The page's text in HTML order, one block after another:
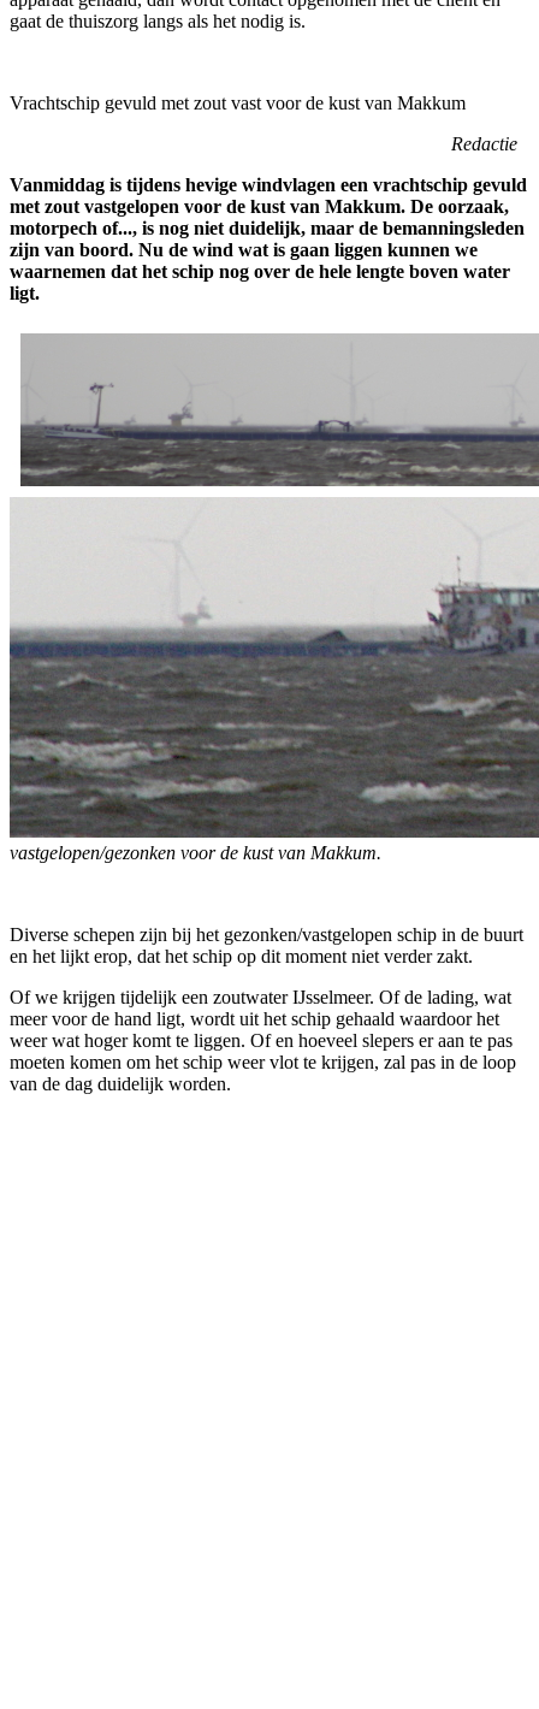
gaat de thuiszorg langs als het nodig is.
Vrachtschip gevuld met zout vast voor de kust van Makkum
Redactie
Vanmiddag is tijdens hevige windvlagen een vrachtschip gevuld
met zout vastgelopen voor de kust van Makkum. De oorzaak,
motorpech of..., is nog niet duidelijk, maar de bemanningsleden
zijn van boord. Nu de wind wat is gaan liggen kunnen we
waarnemen dat het schip nog over de hele lengte boven water
ligt.
vastgelopen/gezonken voor de kust van Makkum.
Diverse schepen zijn bij het gezonken/vastgelopen schip in de buurt
en het lijkt erop, dat het schip op dit moment niet verder zakt.
Of we krijgen tijdelijk een zoutwater IJsselmeer. Of de lading, wat
meer voor de hand ligt, wordt uit het schip gehaald waardoor het
weer wat hoger komt te liggen. Of en hoeveel slepers er aan te pas
moeten komen om het schip weer vlot te krijgen, zal pas in de loop
van de dag duidelijk worden.